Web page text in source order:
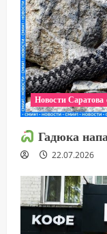
Новости Саратова
Гадюка
22.07.2026